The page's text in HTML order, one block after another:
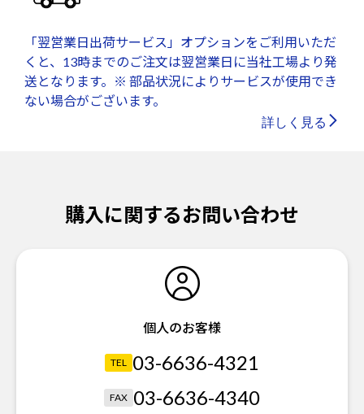
「翌営業日出荷サービス」オプションをご利用いただ
くと、13時までのご注文は翌営業日に当社工場より発
送となります。※ 部品状況によりサービスが使用でき
ない場合がございます。
詳しく見る
購入に関するお問い合わせ
個人のお客様
TEL 03-6636-4321
FAX 03-6636-4340